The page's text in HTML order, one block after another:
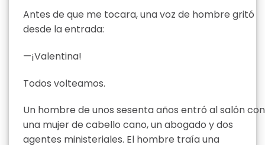
Antes de que me tocara, una voz de hombre gritó
desde la entrada:
—¡Valentina!
Todos volteamos.
Un hombre de unos sesenta años entró al salón con
una mujer de cabello cano, un abogado y dos
agentes ministeriales. El hombre traía una